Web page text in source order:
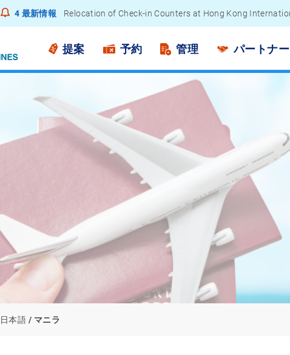
4 最新情報
Relocation of Check-in Counters at Hong Kong
Notice to Passengers - Lithium Battery Power Bank
提案 予約 管理 パートナー
日本語 マニラ